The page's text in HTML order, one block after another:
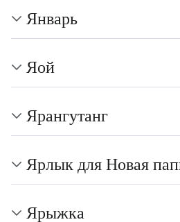
Январь
Яой
Ярангутанг
Ярлык для Новая
Ярыжка